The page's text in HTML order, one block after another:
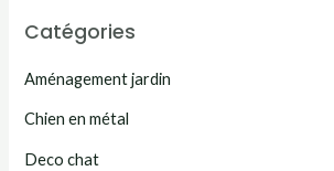
Catégories
Aménagement jardin
Chien en métal
Deco chat